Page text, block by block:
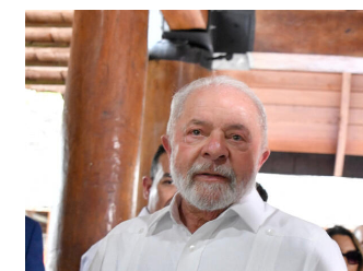
w1280-
p16x9-
2023-
07-
ENVIRONMENT-
AMAZON.jpg